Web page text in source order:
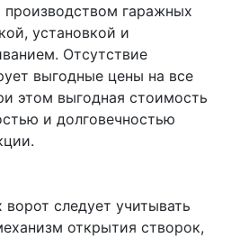
производством гаражных
установкой и
Отсутствие
выгодные цены на все
этом выгодная стоимость
и долговечностью
следует учитывать
открытия створок,